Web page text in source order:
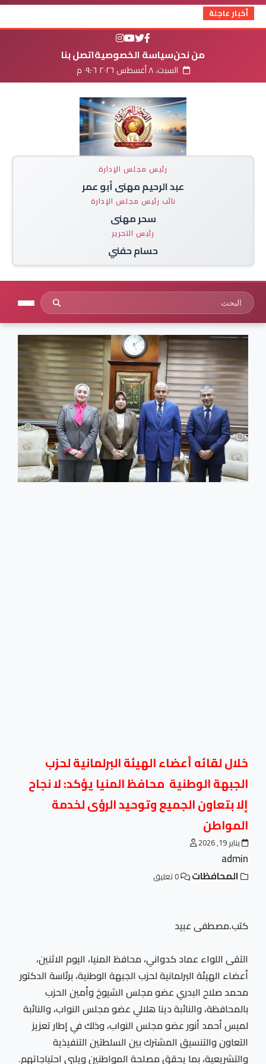
أخبار عاجلة
من نحنسياسة الخصوصيةاتصل بنا
السبت، ٨ أغسطس ٢٠٢٦ ٠٩:٠٦ م
رئيس مجلس الإدارة
عبد الرحيم مهنى أبو عمر
نائب رئيس مجلس الإدارة
سحر مهنى
رئيس التحرير
حسام حفني
خلال لقائه أعضاء الهيئة البرلمانية لحزب
الجبهة الوطنية محافظ المنيا يؤكد: لا نجاح
إلا بتعاون الجميع وتوحيد الرؤى لخدمة
المواطن
يناير 19, 2026
admin
المحافظات
كتب.مصطفى عبيد
التقى اللواء عماد كدواني، محافظ المنيا، اليوم الاثنين،
أعضاء الهيئة البرلمانية لحزب الجبهة الوطنية، برئاسة الدكتور
محمد صلاح البدري عضو مجلس الشيوخ وأمين الحزب
بالمحافظة، والنائبة دينا هلالي عضو مجلس النواب، والنائبة
لميس أحمد أنور عضو مجلس النواب، وذلك في إطار تعزيز
التعاون والتنسيق المشترك بين السلطتين التنفيذية
والتشريعية، بما يحقق مصلحة المواطنين ويلبي احتياجاتهم.